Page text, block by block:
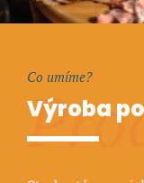
Co umíme?
Výroba